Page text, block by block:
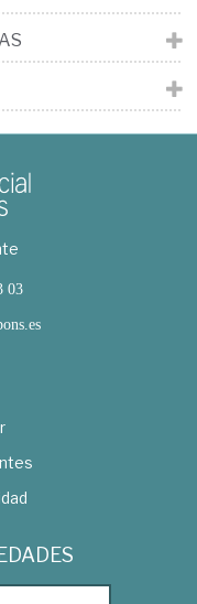
03